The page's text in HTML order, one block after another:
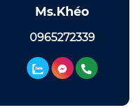
Ms.Khéo
0965272339